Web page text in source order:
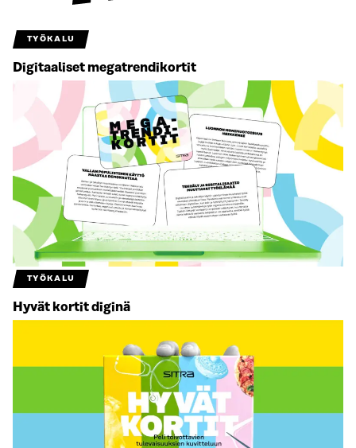
TYÖKALU
Digitaaliset megatrendikortit
TYÖKALU
Hyvät kortit diginä